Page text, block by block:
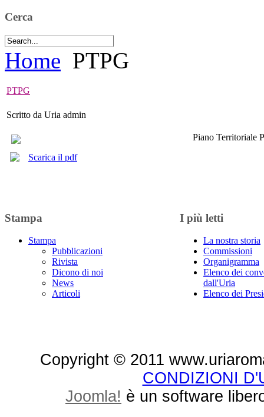
Cerca
Home PTPG
PTPG
Scritto da Uria admin
Piano Territoriale
Scarica il pdf
Stampa
Stampa
Pubblicazioni
Rivista
Dicono di noi
News
Articoli
I più letti
La nostra storia
Commissioni
Organigramma
Elenco dei
dall'Uria
Elenco dei
Copyright © 2011
CONDIZIONI
Joomla! è un software